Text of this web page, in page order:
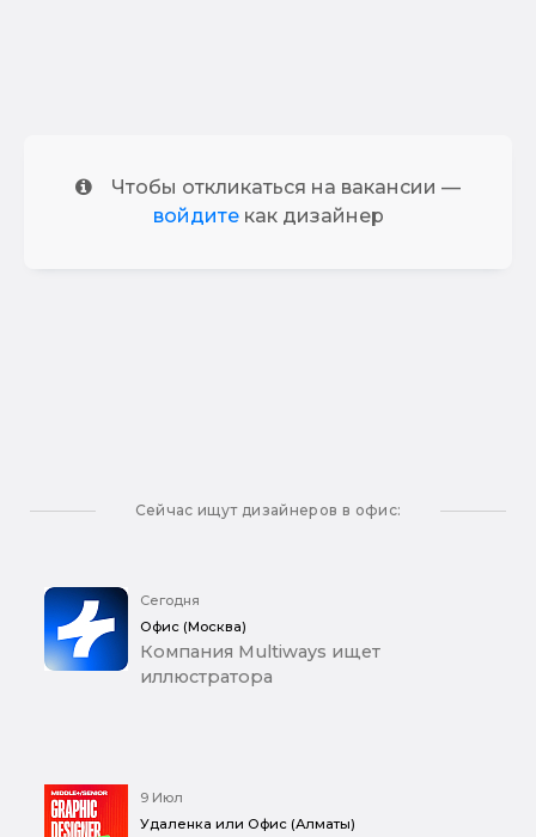
Чтобы откликаться на вакансии —
войдитекак дизайнер
Сейчас ищут дизайнеров в офис:
Сегодня
Офис (Москва)
Компания Multiways ищет
иллюстратора
9 Июл
Удаленка или Офис (Алматы)